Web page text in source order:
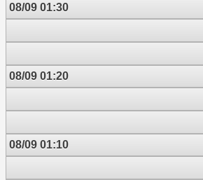
08/09 01:30
08/09 01:20
08/09 01:10